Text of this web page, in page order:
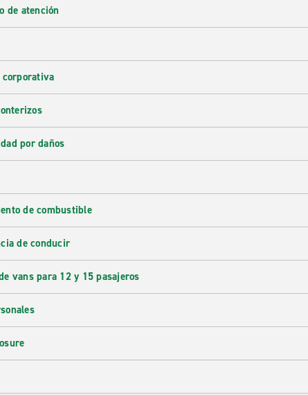
de atención
por daños
de combustible
de conducir
vans para 12 y 15 pasajeros